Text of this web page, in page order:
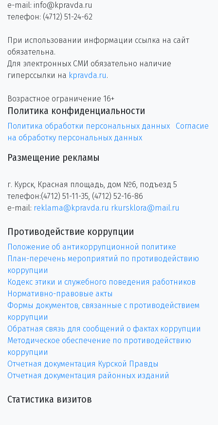
e-mail: info@kpravda.ru
телефон: (4712) 51-24-62
При использовании информации ссылка на сайт
обязательна.
Для электронных СМИ обязательно наличие
гиперссылки на kpravda.ru.
Возрастное ограничение 16+
Политика конфиденциальности
Политика обработки персональных данных
Согласие
на обработку персональных данных
Размещение рекламы
г. Курск, Красная площадь, дом №6, подъезд 5
телефон:(4712) 51-11-35, (4712) 52-16-86
e-mail: reklama@kpravda.ru rkursklora@mail.ru
Противодействие коррупции
Положение об антикоррупционной политике
План-перечень мероприятий по противодействию
коррупции
Кодекс этики и служебного поведения работников
Нормативно-правовые акты
Формы документов, связанные с противодействием
коррупции
Обратная связь для сообщений о фактах коррупции
Методическое обеспечение по противодействию
коррупции
Отчетная документация Курской Правды
Отчетная документация районных изданий
Статистика визитов